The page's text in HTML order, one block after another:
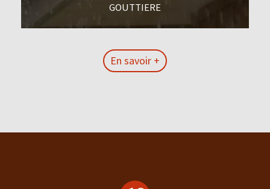
GOUTTIERE
En savoir +